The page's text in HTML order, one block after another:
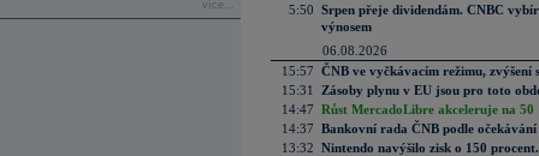
více...
5:50 Srpen přeje dividendám. CNBC
výnosem
06.08.2026
15:57 ČNB ve vyčkávacím režimu, zvýšení
15:31
Zásoby plynu v EU jsou pro toto
14:47 Růst MercadoLibre akceleruje na
14:37 Bankovní rada ČNB podle
13:32 Nintendo navýšilo zisk o 150